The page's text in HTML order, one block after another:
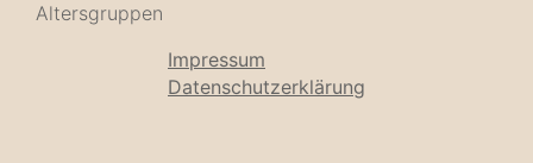
Altersgruppen
Impressum
Datenschutzerklärung